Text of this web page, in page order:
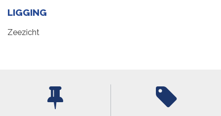
LIGGING
Zeezicht